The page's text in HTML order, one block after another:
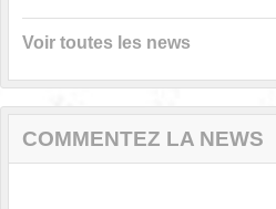
Voir toutes les news
COMMENTEZ LA NEWS